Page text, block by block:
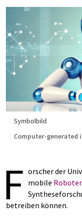
Symbolbild
Computer-generated
F orscher der
mobile Roboter
betreiben können.